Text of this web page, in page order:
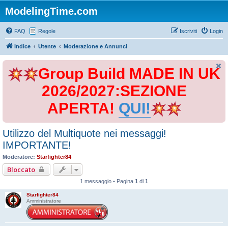
ModelingTime.com
FAQ Regole Login
Iscriviti
Indice Utente Moderazione e Annunci
Group Build MADE IN UK
2026/2027:SEZIONE
APERTA! QUI!
Utilizzo del Multiquote nei messaggi!
IMPORTANTE!
Moderatore: Starfighter84
Bloccato
1 messaggio • Pagina 1 di 1
Starfighter84
Amministratore